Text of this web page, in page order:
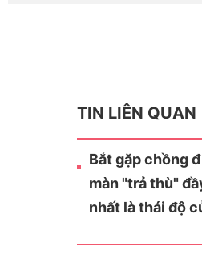
TIN LIÊN QUAN
Bắt gặp chồng
màn "trả thù"
nhất là thái độ